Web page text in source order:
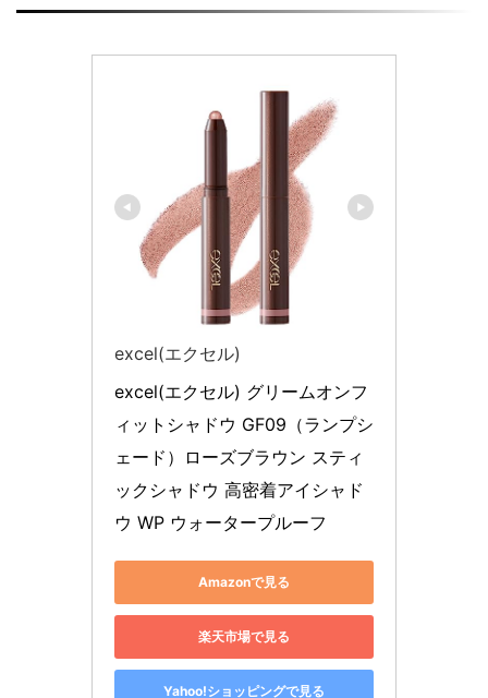
excel(エクセル)
excel(エクセル) グリームオンフ
ィットシャドウ GF09（ランプシ
ェード）ローズブラウン スティ
ックシャドウ 高密着アイシャド
ウ WP ウォータープルーフ
Amazonで見る
楽天市場で見る
Yahoo!ショッピングで見る